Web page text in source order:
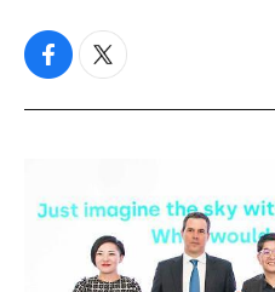
f
c
o
k
t
i
r